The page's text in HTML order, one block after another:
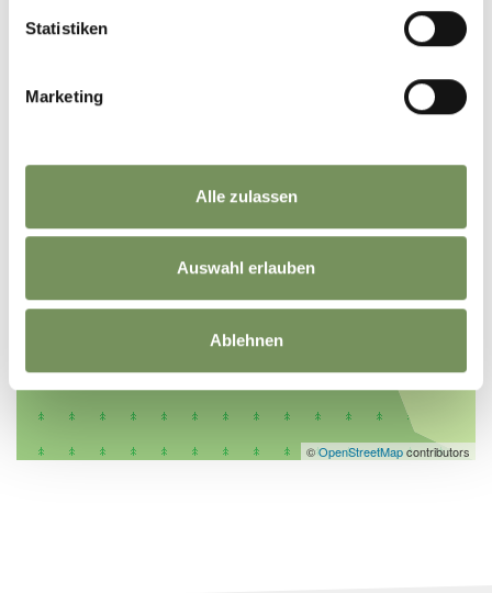
Statistiken
Marketing
Alle zulassen
Auswahl erlauben
Ablehnen
©OpenStreetMapcontributors